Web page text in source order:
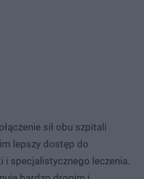
sił obu szpitali
lepszy dostęp do
i specjalistycznego leczenia.